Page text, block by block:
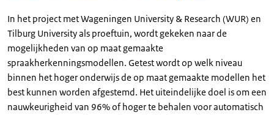
In het project met Wageningen University & Research (WUR) en
Tilburg University als proeftuin, wordt gekeken naar de
mogelijkheden van op maat gemaakte
spraakherkenningsmodellen. Getest wordt op welk niveau
binnen het hoger onderwijs de op maat gemaakte modellen het
best kunnen worden afgestemd. Het uiteindelijke doel is om een
nauwkeurigheid van 96% of hoger te behalen voor automatisch